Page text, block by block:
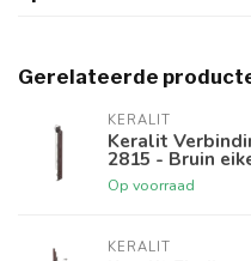
Gerelateerde
KERALIT
Keralit
2815 - Bruin
Op voorraad
KERALIT